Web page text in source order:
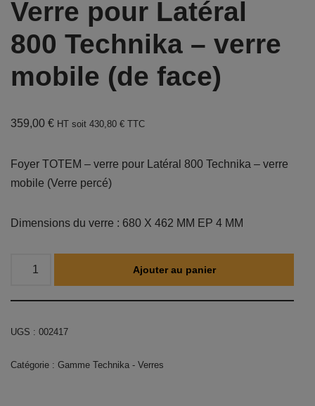
Verre pour Latéral
800 Technika – verre
mobile (de face)
359,00 € HT soit 430,80 € TTC
Foyer TOTEM – verre pour Latéral 800 Technika – verre
mobile (Verre percé)
Dimensions du verre : 680 X 462 MM EP 4 MM
Ajouter au panier
UGS : 002417
Catégorie : Gamme Technika - Verres